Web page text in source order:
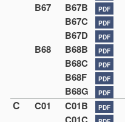
B67 B67B PDF
B67C PDF
B67D PDF
B68 B68B PDF
B68C PDF
B68F PDF
B68G PDF
C C01 C01B PDF